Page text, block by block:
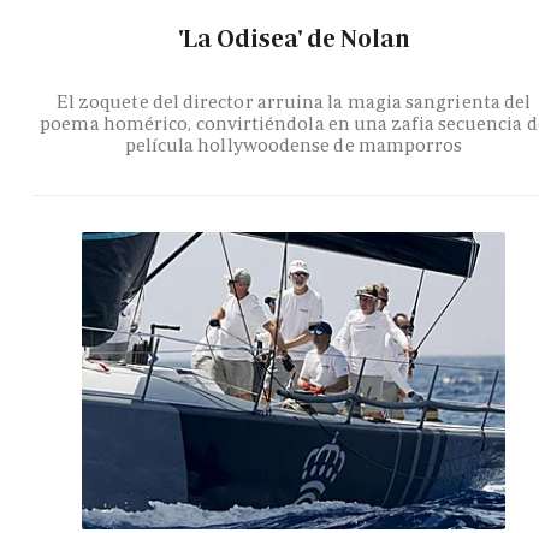
'La Odisea' de Nolan
El zoquete del director arruina la magia sangrienta del
poema homérico, convirtiéndola en una zafia secuencia
película hollywoodense de mamporros